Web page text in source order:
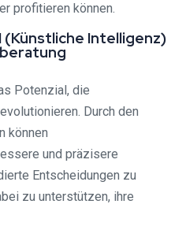
profitieren können.
(Künstliche Intelligenz)
Potenzial, die
Durch den
können
und präzisere
Entscheidungen zu
zu unterstützen, ihre